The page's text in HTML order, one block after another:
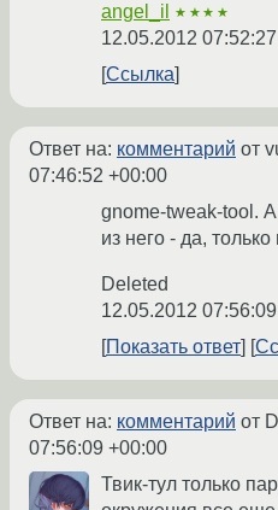
angel_il ★★★★
12.05.2012
Ссылка
Ответ на: комментарий от
07:46:52 +00:00
gnome-tweak-tool.
из него - да,
Deleted
12.05.2012
Показать ответ
Ответ на: комментарий от
07:56:09 +00:00
Твик-тул только